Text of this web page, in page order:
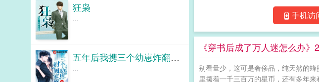
糕。摸着
种田都差
少量信息
里，五官
想到最近
手机访
《穿书后成了万人迷怎么办
别看量少，这可是奢侈品，纯天然的
里攥着一千三百万的星币，还有多年
狂枭
...
五年后我携三个幼崽炸翻财阀家族
...